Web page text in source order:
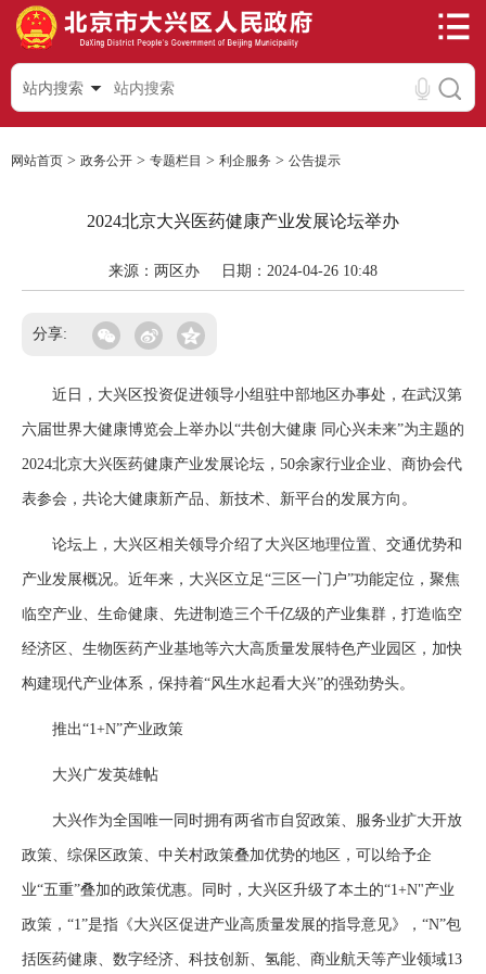
站内搜索
网站首页 > 政务公开 > 专题栏目 > 利企服务 > 公告提示
2024北京大兴医药健康产业发展论坛举办
来源：两区办 日期：2024-04-26 10:48
分享:
近日，大兴区投资促进领导小组驻中部地区办事处，在武汉第
六届世界大健康博览会上举办以“共创大健康 同心兴未来”为主题的
2024北京大兴医药健康产业发展论坛，50余家行业企业、商协会代
表参会，共论大健康新产品、新技术、新平台的发展方向。
论坛上，大兴区相关领导介绍了大兴区地理位置、交通优势和
产业发展概况。近年来，大兴区立足“三区一门户”功能定位，聚焦
临空产业、生命健康、先进制造三个千亿级的产业集群，打造临空
经济区、生物医药产业基地等六大高质量发展特色产业园区，加快
构建现代产业体系，保持着“风生水起看大兴”的强劲势头。
推出“1+N”产业政策
大兴广发英雄帖
大兴作为全国唯一同时拥有两省市自贸政策、服务业扩大开放
政策、综保区政策、中关村政策叠加优势的地区，可以给予企
业“五重”叠加的政策优惠。同时，大兴区升级了本土的“1+N"产业
政策，“1”是指《大兴区促进产业高质量发展的指导意见》，“N”包
括医药健康、数字经济、科技创新、氢能、商业航天等产业领域13